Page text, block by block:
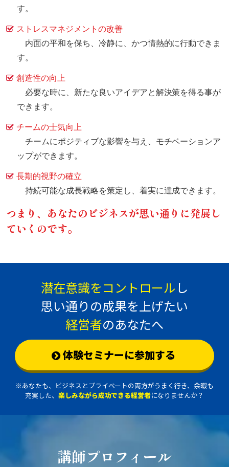
す。
ストレスマネジメントの改善
内面の平和を保ち、冷静に、かつ情熱的に行動できま
す。
創造性の向上
必要な時に、新たな良いアイデアと解決策を得る事が
できます。
チームの士気向上
チームにポジティブな影響を与え、モチベーションア
ップができます。
長期的視野の確立
持続可能な成長戦略を策定し、着実に達成できます。
つまり、あなたのビジネスが思い通りに発展し
ていくのです。
潜在意識をコントロール し
思い通りの成果を上げたい
経営者のあなたへ
体験セミナーに参加する
※あなたも、ビジネスとプライベートの両方がうまく行き、余暇も
充実した、 楽しみながら成功できる経営者になりませんか？
講師プロフィール